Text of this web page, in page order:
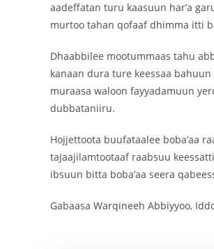
aadeffatan turu kaasuun har’a
murtoo tahan qofaaf dhimma itti
Dhaabbilee mootummaas tahu
kanaan dura ture keessaa
muraasa waloon fayyadamuun
dubbataniiru.
Hojjettoota buufataalee boba’aa
tajaajilamtootaaf raabsuu
ibsuun bitta boba’aa seera
Gabaasa Warqineeh Abbiyyoo,